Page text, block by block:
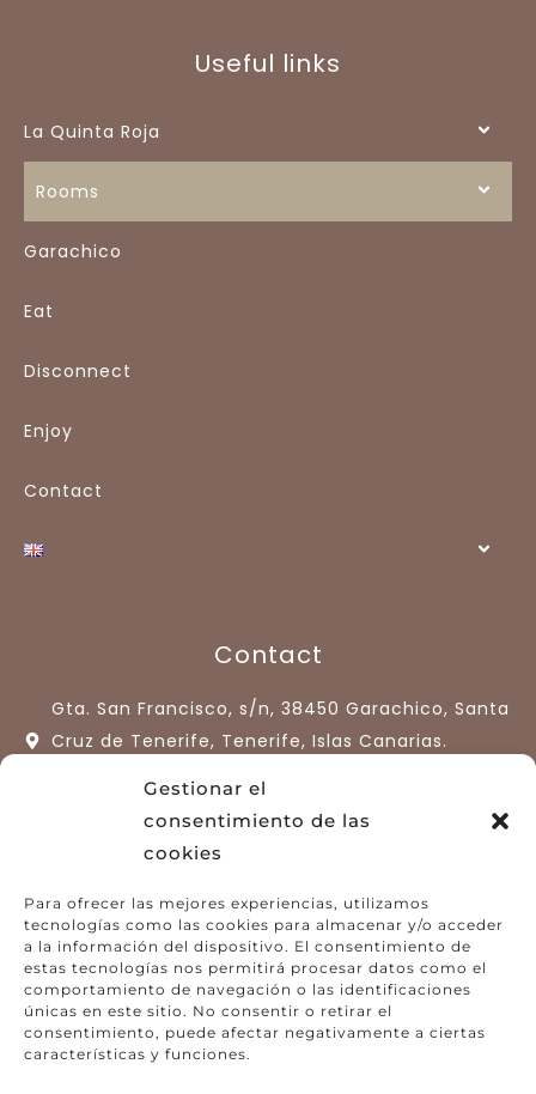
Gestionar el
consentimiento de las
cookies
Para ofrecer las mejores experiencias, utilizamos
tecnologías como las cookies para almacenar y/o acceder
a la información del dispositivo. El consentimiento de
estas tecnologías nos permitirá procesar datos como el
comportamiento de navegación o las identificaciones
únicas en este sitio. No consentir o retirar el
consentimiento, puede afectar negativamente a ciertas
características y funciones.
Useful links
La Quinta Roja
Rooms
Garachico
Eat
Disconnect
Enjoy
Contact
Contact
Gta. San Francisco, s/n, 38450 Garachico, Santa
Cruz de Tenerife, Tenerife, Islas Canarias.
+34 922 13 33 77